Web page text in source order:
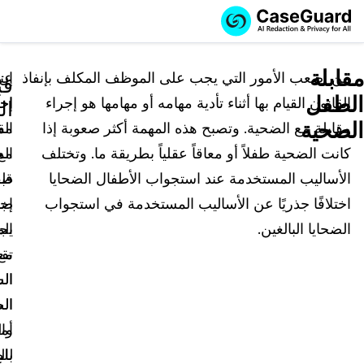
اشترك في CaseGuard Studio
قم بتوظيفنا للقيام بمهام التنقيح الخاصة بك
الميزات
تنقيح وتعتيم ملفات الفيديو
تنقيح وتعتيم المستندات
تنقيح وتعتيم الصوت
القطاعات
قوات القانون
قطاع النقل
الأسعار
مصادر المعرفة
توضيحياً
English
Español
مقابلة
الطفل
الضحية
من أصعب الأمور التي يجب على الموظف المكلف بإنفاذ
القانون القيام بها أثناء تأدية مهامه أو مهامها هو إجراء
مقابلة مع الضحية. وتصبح هذه المهمة أكثر صعوبة إذا
كانت الضحية طفلاً أو معاقاً عقلياً بطريقة ما. وتختلف
الأساليب المستخدمة عند استجواب الأطفال الضحايا
اختلافًا جذريًا عن الأساليب المستخدمة في استجواب
الضحايا البالغين.